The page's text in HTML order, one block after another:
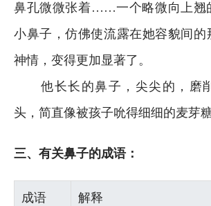
鼻孔微微张着……一个略微向上翘
小鼻子，仿佛使流露在她容貌间的
神情，变得更加显著了。
他长长的鼻子，尖尖的，磨
头，简直像被孩子吮得细细的麦芽糖
三、有关鼻子的成语：
成语
解释